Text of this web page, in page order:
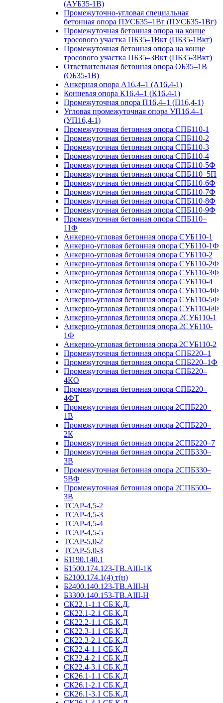
(АУБ35-1В)
Промежуточно-угловая специальная
бетонная опора ПУСБ35–1Вг (ПУСБ35-1Вг)
Промежуточная бетонная опора на конце
тросового участка ПБ35–1Вкт (ПБ35-1Вкт)
Промежуточная бетонная опора на конце
тросового участка ПБ35–3Вкт (ПБ35-3Вкт)
Ответвительная бетонная опора ОБ35–1В
(ОБ35-1В)
Анкерная опора А16,4–1 (А16,4-1)
Концевая опора К16,4–1 (К16,4-1)
Промежуточная опора П16,4–1 (П16,4-1)
Угловая промежуточная опора УП16,4–1
(УП16,4-1)
Промежуточная бетонная опора СПБ110-1
Промежуточная бетонная опора СПБ110-2
Промежуточная бетонная опора СПБ110-3
Промежуточная бетонная опора СПБ110-4
Промежуточная бетонная опора СПБ110-5Ф
Промежуточная бетонная опора СПБ110–5П
Промежуточная бетонная опора СПБ110-6Ф
Промежуточная бетонная опора СПБ110-7Ф
Промежуточная бетонная опора СПБ110-8Ф
Промежуточная бетонная опора СПБ110-9Ф
Промежуточная бетонная опора СПБ110–
11Ф
Анкерно-угловая бетонная опора СУБ110-1
Анкерно-угловая бетонная опора СУБ110-1Ф
Анкерно-угловая бетонная опора СУБ110-2
Анкерно-угловая бетонная опора СУБ110-2Ф
Анкерно-угловая бетонная опора СУБ110-3Ф
Анкерно-угловая бетонная опора СУБ110-4
Анкерно-угловая бетонная опора СУБ110-4Ф
Анкерно-угловая бетонная опора СУБ110-5Ф
Анкерно-угловая бетонная опора СУБ110-6Ф
Анкерно-угловая бетонная опора 2СУБ110-1
Анкерно-угловая бетонная опора 2СУБ110-
1Ф
Анкерно-угловая бетонная опора 2СУБ110-2
Промежуточная бетонная опора СПБ220–1
Промежуточная бетонная опора СПБ220–1Ф
Промежуточная бетонная опора СПБ220–
4КО
Промежуточная бетонная опора СПБ220–
4ФТ
Промежуточная бетонная опора 2СПБ220–
1В
Промежуточная бетонная опора 2СПБ220–
2К
Промежуточная бетонная опора 2СПБ220–7
Промежуточная бетонная опора 2СПБ330–
3В
Промежуточная бетонная опора 2СПБ330–
5ВФ
Промежуточная бетонная опора 2СПБ500–
3В
ТСАР-4,5-2
ТСАР-4,5-3
ТСАР-4,5-4
ТСАР-4,5-5
ТСАР-5,0-2
ТСАР-5,0-3
Б1190.140.1
Б1500.174.123-ТВ.АIII-1К
Б2100.174.1(4) т(н)
Б2400.140.123-ТВ.АIII-Н
Б3300.140.153-ТВ.АIII-Н
СК22.1-1.1 СБ.К.Д,
СК22.1-2.1 СБ.К.Д
СК22.2-1.1 СБ.К.Д
СК22.3-1.1 СБ.К.Д
СК22.3-2.1 СБ.К.Д
СК22.4-1.1 СБ.К.Д
СК22.4-2.1 СБ.К.Д
СК22.4-3.1 СБ.К.Д
СК26.1-1.1 СБ.К.Д
СК26.1-2.1 СБ.К.Д
СК26.1-3.1 СБ.К.Д